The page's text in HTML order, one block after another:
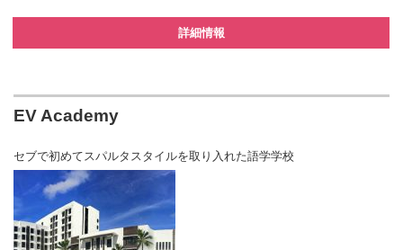
詳細情報
EV Academy
セブで初めてスパルタスタイルを取り入れた語学学校